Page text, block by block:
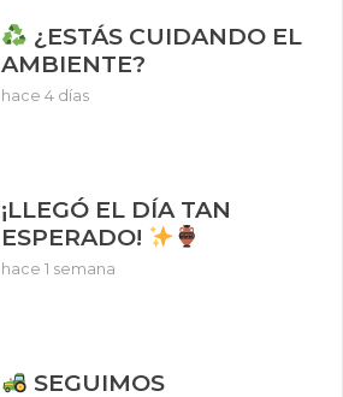
¿ESTÁS CUIDANDO EL
AMBIENTE?
hace 4 días
¡LLEGÓ EL DÍA TAN
ESPERADO!
hace 1 semana
SEGUIMOS